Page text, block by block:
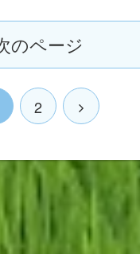
のページ
2